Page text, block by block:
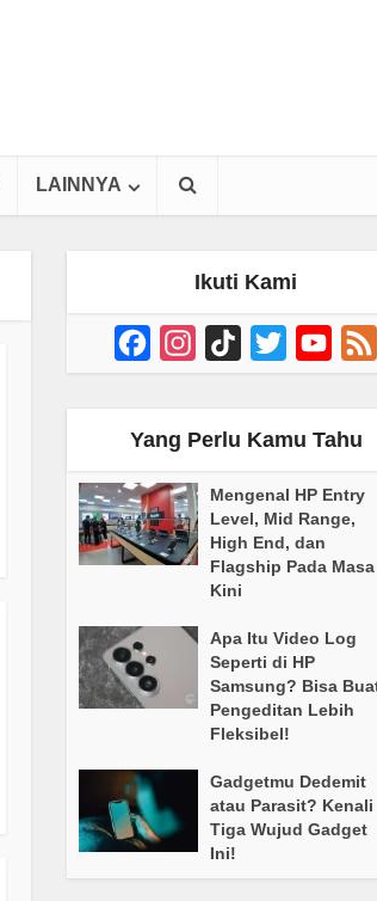
LAINNYA
Ikuti Kami
FacebookInstagram
TikTok Twitter
Yang Perlu Kamu Tahu
Mengenal HP Entry
Level, Mid Range,
High End, dan
Flagship Pada Masa
Kini
Apa Itu Video Log
Seperti di HP
Samsung? Bisa
Pengeditan Lebih
Fleksibel!
Gadgetmu Dedemit
atau Parasit? Kenali
Tiga Wujud Gadget
Ini!